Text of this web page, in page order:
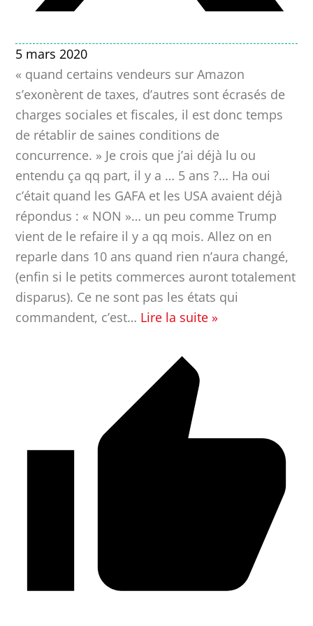
5 mars 2020
« quand certains vendeurs sur Amazon
s’exonèrent de taxes, d’autres sont écrasés de
charges sociales et fiscales, il est donc temps
de rétablir de saines conditions de
concurrence. » Je crois que j’ai déjà lu ou
entendu ça qq part, il y a … 5 ans ?… Ha oui
c’était quand les GAFA et les USA avaient déjà
répondus : « NON »… un peu comme Trump
vient de le refaire il y a qq mois. Allez on en
reparle dans 10 ans quand rien n’aura changé,
(enfin si le petits commerces auront totalement
disparus). Ce ne sont pas les états qui
commandent, c’est… Lire la suite »